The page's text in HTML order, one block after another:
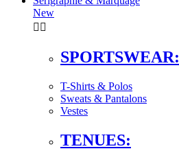
New
 
SPORTSWEAR:
T-Shirts & Polos
Sweats & Pantalons
Vestes
TENUES: